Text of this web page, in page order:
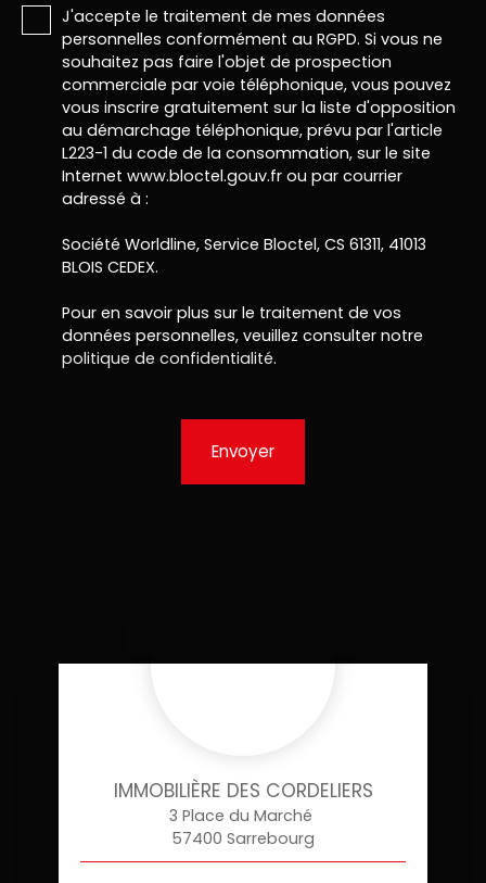
J'accepte le traitement de mes données
personnelles conformément au RGPD. Si vous ne
souhaitez pas faire l'objet de prospection
commerciale par voie téléphonique, vous pouvez
vous inscrire gratuitement sur la liste d'opposition
au démarchage téléphonique, prévu par l'article
L223-1 du code de la consommation, sur le site
Internet www.bloctel.gouv.fr ou par courrier
adressé à :
Société Worldline, Service Bloctel, CS 61311, 41013
BLOIS CEDEX.
Pour en savoir plus sur le traitement de vos
données personnelles, veuillez consulter notre
politique de confidentialité.
Envoyer
IMMOBILIÈRE DES CORDELIERS
3 Place du Marché
57400 Sarrebourg